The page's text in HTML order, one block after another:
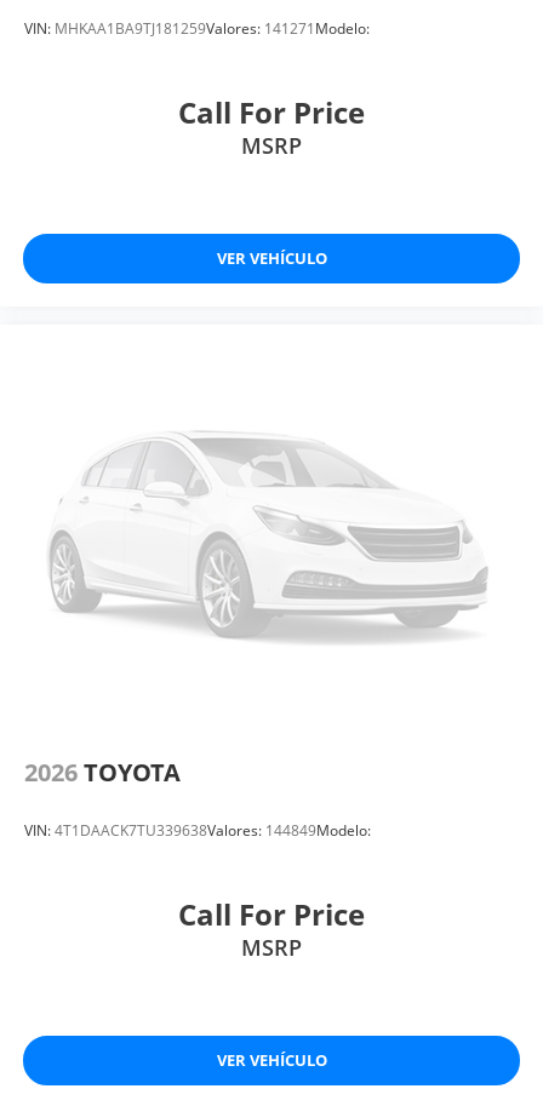
VIN: MHKAA1BA9TJ181259Valores: 141271Modelo:
Call For Price
MSRP
VER VEHÍCULO
2026TOYOTA
VIN:4T1DAACK7TU339638Valores: 144849Modelo:
Call For Price
MSRP
VER VEHÍCULO